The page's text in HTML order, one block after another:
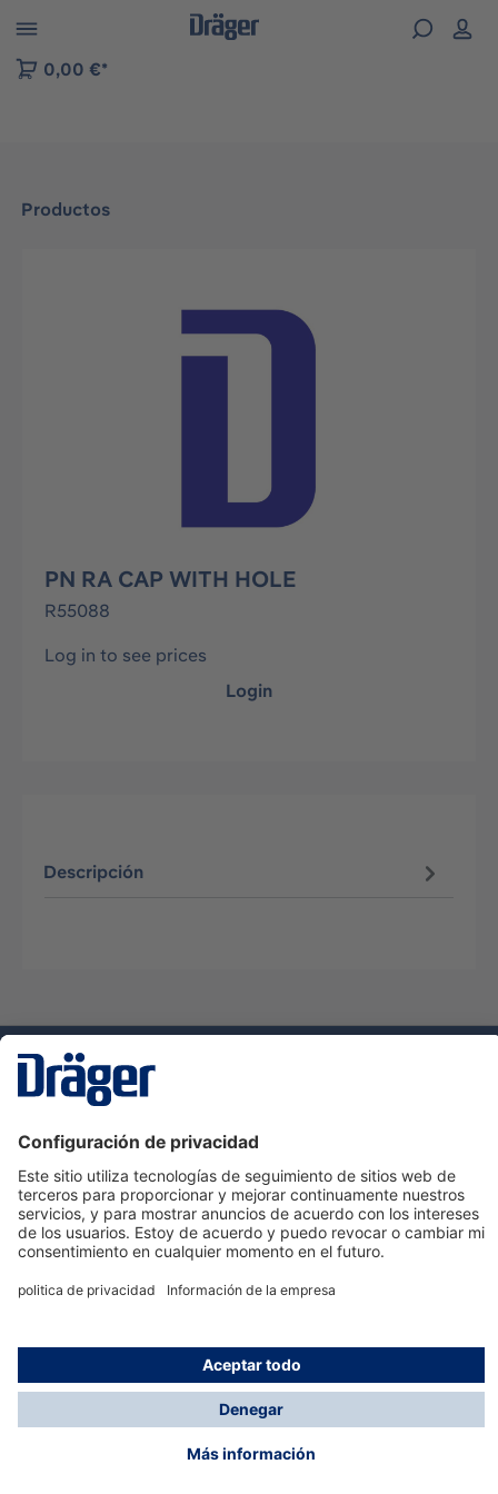
to B2B platform navigation
0,00 €*
Productos
Omitir galería de imágenes
PN RA CAP WITH HOLE
R55088
Log in to see prices
Login
Descripción
Servicio de atención al cliente de Dräger
Ayuda
Información
© Dräger Hispania S.A.U., 2024
*Todos los precios no incluyen IVA y posibles gastos
de envío, salvo que indique lo contrario